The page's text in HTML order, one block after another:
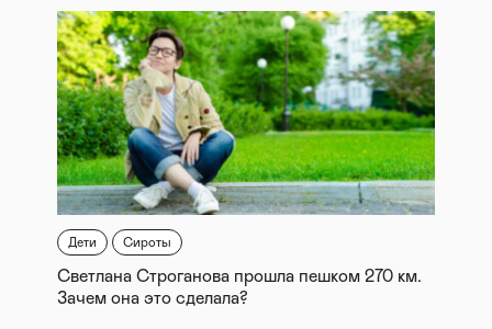
Дети Сироты
Светлана Строганова прошла пешком 270 км.
Зачем она это сделала?